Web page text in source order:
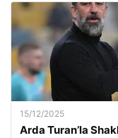
15/12/2025
Arda Turan’la